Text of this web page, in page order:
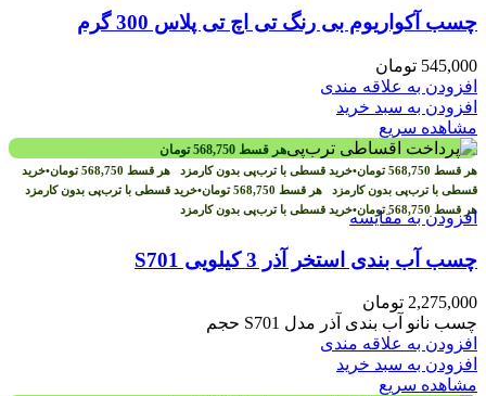
چسب آکواریوم بی رنگ تی اچ تی پلاس 300 گرم
545,000 تومان
افزودن به علاقه مندی
افزودن به سبد خرید
مشاهده سریع
هر قسط 568,750 تومان
هر قسط 568,750 تومان•خرید قسطی با ترب‌پی بدون کارمزد هر قسط 568,750 تومان•خرید
قسطی با ترب‌پی بدون کارمزد هر قسط 568,750 تومان•خرید قسطی با ترب‌پی بدون کارمزد
هر قسط 568,750 تومان•خرید قسطی با ترب‌پی بدون کارمزدافزودن به مقایسه
چسب آب بندی استخر آذر 3 کیلویی S701
2,275,000 تومان
چسب نانو آب بندی آذر مدل S701 حجم
افزودن به علاقه مندی
افزودن به سبد خرید
مشاهده سریع